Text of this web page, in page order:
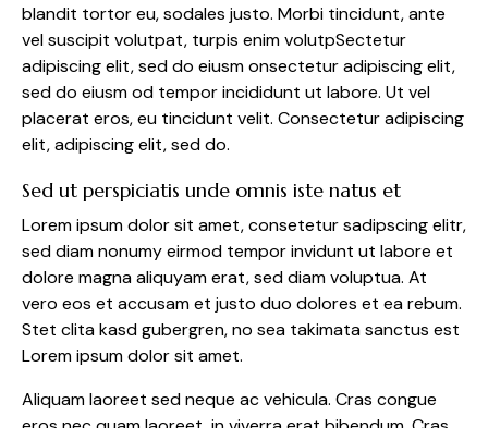
blandit tortor eu, sodales justo. Morbi tincidunt, ante
vel suscipit volutpat, turpis enim volutpSectetur
adipiscing elit, sed do eiusm onsectetur adipiscing elit,
sed do eiusm od tempor incididunt ut labore. Ut vel
placerat eros, eu tincidunt velit. Consectetur adipiscing
elit, adipiscing elit, sed do.
Sed ut perspiciatis unde omnis iste natus et
Lorem ipsum dolor sit amet, consetetur sadipscing elitr,
sed diam nonumy eirmod tempor invidunt ut labore et
dolore magna aliquyam erat, sed diam voluptua. At
vero eos et accusam et justo duo dolores et ea rebum.
Stet clita kasd gubergren, no sea takimata sanctus est
Lorem ipsum dolor sit amet.
Aliquam laoreet sed neque ac vehicula. Cras congue